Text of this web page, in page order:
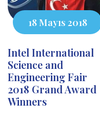
18 Mayıs 2018
Intel International
Science and
Engineering Fair
2018 Grand Award
Winners